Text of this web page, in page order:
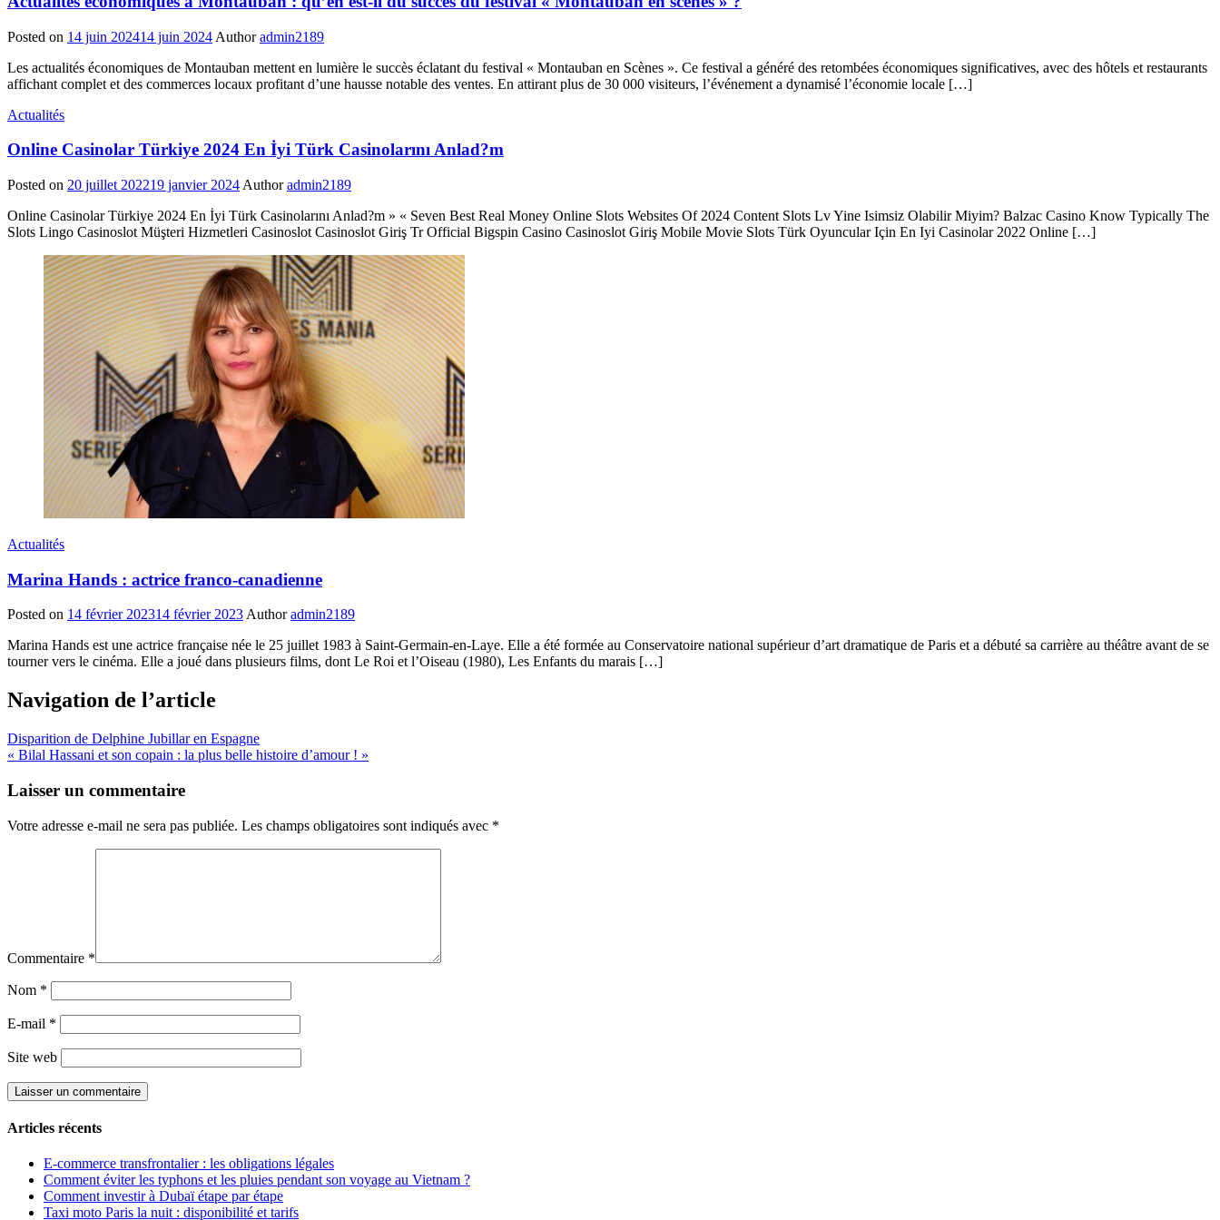
Posted on 14 juin 202414 juin 2024 Author admin2189
Les actualités économiques de Montauban mettent en lumière le succès éclatant du festival « Montauban en Scènes ». Ce festival a généré des retombées économiques significatives, avec des hôtels et restaurants
affichant complet et des commerces locaux profitant d’une hausse notable des ventes. En attirant plus de 30 000 visiteurs, l’événement a dynamisé l’économie locale […]
Actualités
Online Casinolar Türkiye 2024 En İyi Türk Casinolarını Anlad?m
Posted on 20 juillet 202219 janvier 2024 Author admin2189
Online Casinolar Türkiye 2024 En İyi Türk Casinolarını Anlad?m » « Seven Best Real Money Online Slots Websites Of 2024 Content Slots Lv Yine Isimsiz Olabilir Miyim? Balzac Casino Know Typically The
Slots Lingo Casinoslot Müşteri Hizmetleri Casinoslot Casinoslot Giriş Tr Official Bigspin Casino Casinoslot Giriş Mobile Movie Slots Türk Oyuncular Için En Iyi Casinolar 2022 Online […]
Actualités
Marina Hands : actrice franco-canadienne
Posted on 14 février 202314 février 2023Author admin2189
Marina Hands est une actrice française née le 25 juillet 1983 à Saint-Germain-en-Laye. Elle a été formée au Conservatoire national supérieur d’art dramatique de Paris et a débuté sa carrière au théâtre avant de se
tourner vers le cinéma. Elle a joué dans plusieurs films, dont Le Roi et l’Oiseau (1980), Les Enfants du marais […]
Navigation de l’article
Disparition de Delphine Jubillar en Espagne
« Bilal Hassani et son copain : la plus belle histoire d’amour ! »
Laisser un commentaire
Votre adresse e-mail ne sera pas publiée. Les champs obligatoires sont indiqués avec *
Commentaire *
Nom *
E-mail *
Site web
Articles récents
E-commerce transfrontalier : les obligations légales
Comment éviter les typhons et les pluies pendant son voyage au Vietnam ?
Comment investir à Dubaï étape par étape
Taxi moto Paris la nuit : disponibilité et tarifs